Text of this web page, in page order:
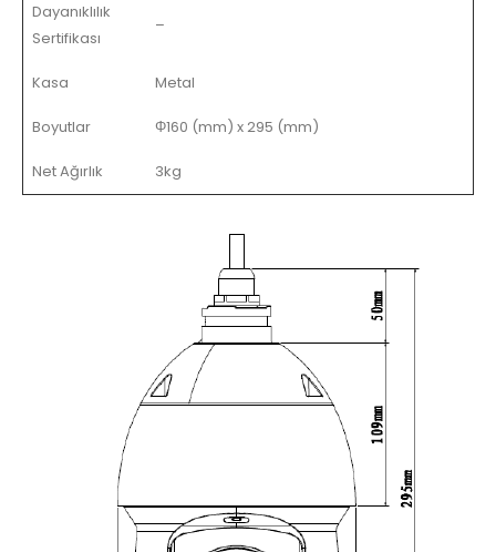
Dayanıklılık
Sertifikası
–
Kasa Metal
Boyutlar Φ160 (mm) x 295 (mm)
Net Ağırlık 3kg